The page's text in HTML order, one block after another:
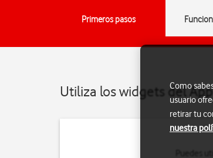
Primeros pasos
Utiliza los widgets del
Como
usuario
retirar tu
nuestra